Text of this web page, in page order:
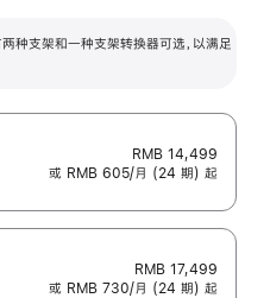
支架和一种支架转换器可选，以满足
RMB 14,499
或 RMB 605/月 (24 期) 起
RMB 17,499
或 RMB 730/月 (24 期) 起